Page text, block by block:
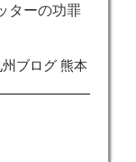
ターの功罪